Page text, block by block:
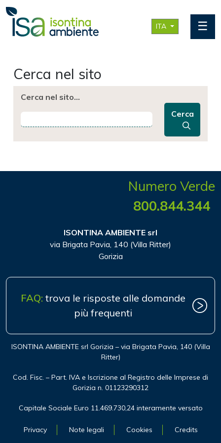
ITA ☰
Cerca nel sito
Cerca nel sito…
Numero Verde
800.844.344
ISONTINA AMBIENTE srl
via Brigata Pavia, 140 (Villa Ritter)
Gorizia
FAQ: trova le risposte alle domande
più frequenti
ISONTINA AMBIENTE srl Gorizia – via Brigata Pavia, 140 (Villa
Ritter)
Cod. Fisc. – Part. IVA e Iscrizione al Registro delle Imprese di
Gorizia n. 01123290312
Capitale Sociale Euro 11.469.730,24 interamente versato
Privacy Note legali Cookies Credits